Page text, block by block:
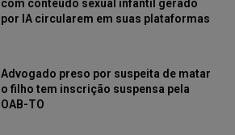
com conteúdo sexual infantil gerado
por IA circularem em suas plataformas
Advogado preso por suspeita de matar
o filho tem inscrição suspensa pela
OAB-TO